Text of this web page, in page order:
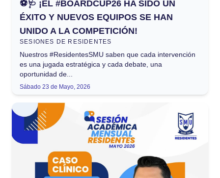
⚽🩺 ¡EL #BOARDCUP26 HA SIDO UN
ÉXITO Y NUEVOS EQUIPOS SE HAN
UNIDO A LA COMPETICIÓN!
SESIONES DE RESIDENTES
Nuestros #ResidentesSMU saben que cada intervención
es una jugada estratégica y cada debate, una
oportunidad de...
Sábado 23 de Mayo, 2026